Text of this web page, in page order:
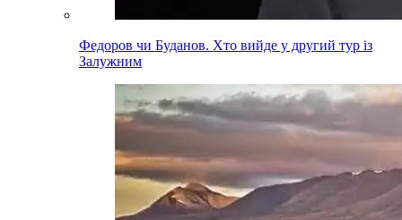
Федоров чи Буданов. Хто вийде у другий тур із
Залужним